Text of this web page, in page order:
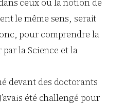
ceux où la notion de
le même sens, serait
pour comprendre la
la Science et la
devant des doctorants
été challengé pour